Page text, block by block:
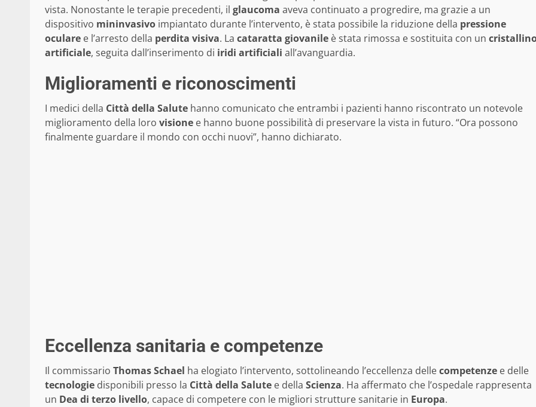
vista. Nonostante le terapie precedenti, il glaucoma aveva continuato a progredire, ma grazie a un
dispositivo mininvasivo impiantato durante l’intervento, è stata possibile la riduzione della pressione
oculare e l’arresto della perdita visiva. La cataratta giovanile è stata rimossa e sostituita con un
artificiale, seguita dall’inserimento di iridi artificiali all’avanguardia.
Miglioramenti e riconoscimenti
I medici della Città della Salute hanno comunicato che entrambi i pazienti hanno riscontrato un notevole
miglioramento della loro visione e hanno buone possibilità di preservare la vista in futuro. “Ora possono
finalmente guardare il mondo con occhi nuovi”, hanno dichiarato.
Eccellenza sanitaria e competenze
Il commissario Thomas Schael ha elogiato l’intervento, sottolineando l’eccellenza dellecompetenze e delle
tecnologie disponibili presso la Città della Salute e della Scienza. Ha affermato che l’ospedale rappresenta
un Dea di terzo livello, capace di competere con le migliori strutture sanitarie in Europa.